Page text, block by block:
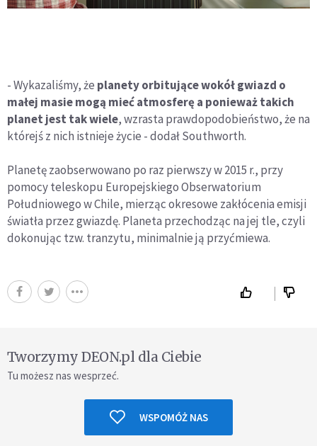
- Wykazaliśmy, że planety orbitujące wokół gwiazd o
małej masie mogą mieć atmosferę a ponieważ takich
planet jest tak wiele, wzrasta prawdopodobieństwo, że na
którejś z nich istnieje życie - dodał Southworth.
Planetę zaobserwowano po raz pierwszy w 2015 r., przy
pomocy teleskopu Europejskiego Obserwatorium
Południowego w Chile, mierząc okresowe zakłócenia emisji
światła przez gwiazdę. Planeta przechodząc na jej tle, czyli
dokonując tzw. tranzytu, minimalnie ją przyćmiewa.
Tworzymy DEON.pl dla Ciebie
Tu możesz nas wesprzeć.
WSPOMÓŻ NAS